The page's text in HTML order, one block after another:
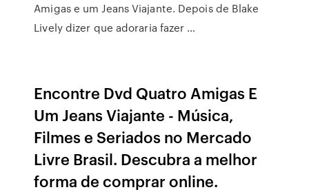
Amigas e um Jeans Viajante. Depois de Blake
Lively dizer que adoraria fazer …
Encontre Dvd Quatro Amigas E
Um Jeans Viajante - Música,
Filmes e Seriados no Mercado
Livre Brasil. Descubra a melhor
forma de comprar online.